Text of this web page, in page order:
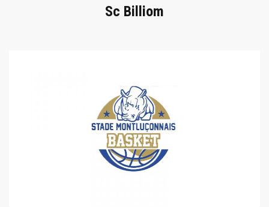
Sc Billiom